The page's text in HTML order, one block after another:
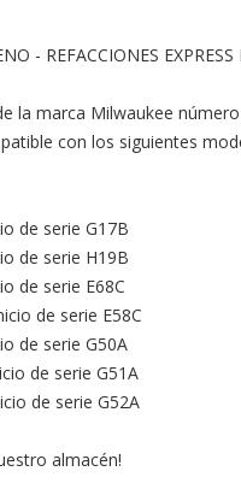
- REFACCIONES
la marca Milwaukee
con los siguientes
de serie G17B
de serie H19B
de serie E68C
de serie E58C
de serie G50A
de serie G51A
de serie G52A
almacén!